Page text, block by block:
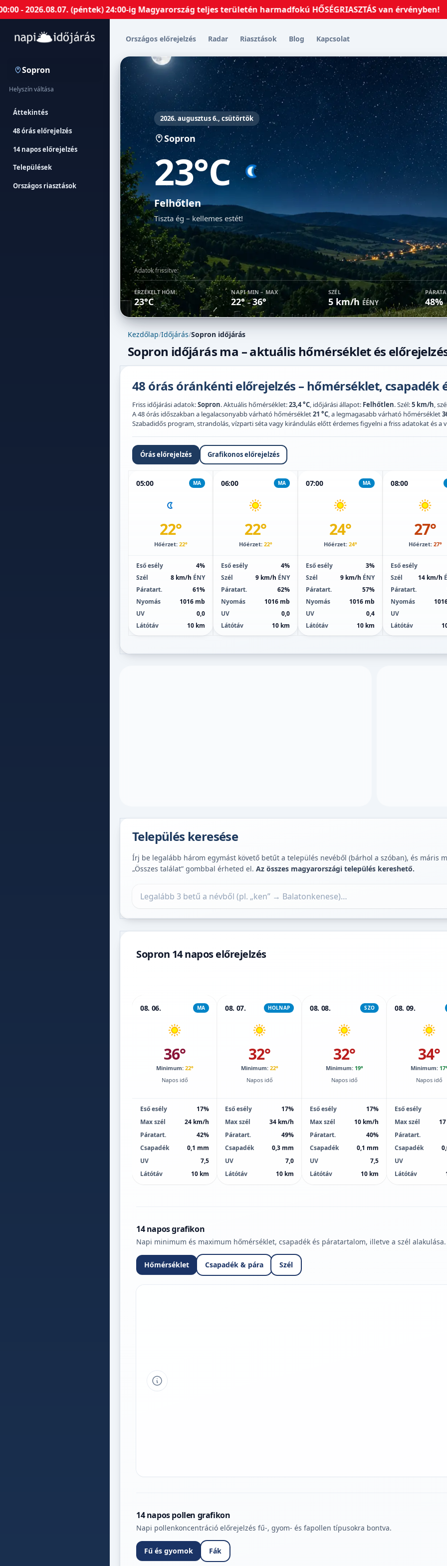
(péntek) 24:00-ig Magyarország teljes területén harmadfokú HŐSÉGRIASZTÁS van érvényben!
Sopron
Helyszín váltása
Áttekintés
48 órás előrejelzés
14 napos előrejelzés
Települések
Országos riasztások
Országos előrejelzés Radar Riasztások Blog Kapcsolat
2026. augusztus 6., csütörtök
Sopron
23°C
Felhőtlen
Tiszta ég – kellemes estét!
Adatok frissítve:
ÉRZÉKELT HŐM.
23°C
NAPI MIN – MAX
22° –36°
SZÉL
5 km/hÉÉNY 48%
Kezdőlap/Időjárás/Sopron időjárás
Sopron időjárás ma – aktuális hőmérséklet és
48 órás óránkénti előrejelzés – hőmérséklet, csapadék
Friss időjárási adatok:Sopron. Aktuális hőmérséklet:23,4 °C, időjárási állapot: Felhőtlen. Szél:5 km/h,
A 48 órás időszakban a legalacsonyabb várható hőmérséklet21 °C, a legmagasabb várható hőmérséklet
Szabadidős program, strandolás, vízparti séta vagy kirándulás előtt érdemes figyelni a friss adatokat és a
Órás előrejelzés Grafikonos előrejelzés
05:00 MA
22°
Hőérzet: 22°
Eső esély
4%
Szél
8 km/h ÉNY
Páratart.
61%
Nyomás
1016 mb
UV
0,0
Látótáv
10 km
06:00 MA
22°
Hőérzet: 22°
Eső esély
4%
Szél
9 km/h ÉNY
Páratart.
62%
Nyomás
1016 mb
UV
0,0
Látótáv
10 km
07:00 MA
24°
Hőérzet: 24°
Eső esély
3%
Szél
9 km/h ÉNY
Páratart.
57%
Nyomás
1016 mb
UV
0,4
Látótáv
10 km
08:00
27°
Hőérzet: 27°
Eső esély
Szél
14 km/h
Páratart.
Nyomás
UV
Látótáv
Település keresése
Írj be legalább három egymást követő betűt a település nevéből (bárhol a szóban), és máris
„Összes találat” gombbal érheted el. Az összes magyarországi település kereshető.
Sopron 14 napos előrejelzés
08. 06. MA
36°
Minimum: 22°
Napos idő
Eső esély
17%
Max szél
24 km/h
Páratart.
42%
Csapadék
0,1 mm
UV
7,5
Látótáv
10 km
08. 07. HOLNAP
32°
Minimum: 22°
Napos idő
Eső esély
17%
Max szél
34 km/h
Páratart.
49%
Csapadék
0,3 mm
UV
7,0
Látótáv
10 km
08. 08. SZO
32°
Minimum: 19°
Napos idő
Eső esély
17%
Max szél
10 km/h
Páratart.
40%
Csapadék
0,1 mm
UV
7,5
Látótáv
10 km
08. 09.
34°
Minimum:
Napos idő
Eső esély
Max szél
Páratart.
Csapadék
UV
Látótáv
14 napos grafikon
Napi minimum és maximum hőmérséklet, csapadék és páratartalom, illetve a szél alakulása.
Hőmérséklet Csapadék & pára Szél
Tipp a grafikon jelmagyarázatához
14 napos pollen grafikon
Napi pollenkoncentráció előrejelzés fű-, gyom- és fapollen típusokra bontva.
Fű és gyomok Fák